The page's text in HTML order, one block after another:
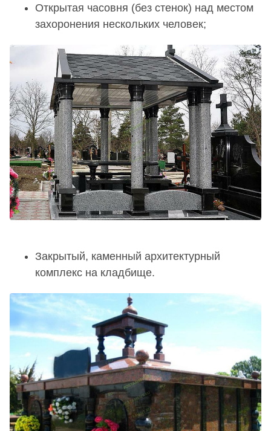
Открытая часовня (без стенок) над местом
захоронения нескольких человек;
Закрытый, каменный архитектурный
комплекс на кладбище.